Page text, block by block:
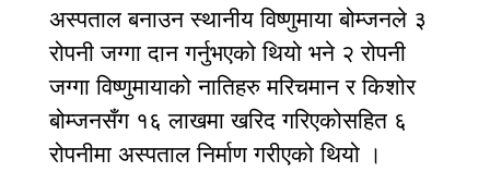
अस्पताल बनाउन स्थानीय विष्णुमाया बोम्जनले ३
रोपनी जग्गा दान गर्नुभएको थियो भने २ रोपनी
जग्गा विष्णुमायाको नातिहरु मरिचमान र किशोर
बोम्जनसँग १६ लाखमा खरिद गरिएकोसहित ६
रोपनीमा अस्पताल निर्माण गरीएको थियो ।